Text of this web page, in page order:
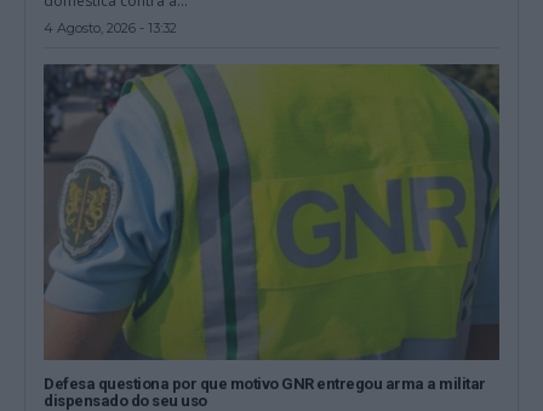
4 Agosto, 2026 - 13:32
Defesa questiona por que motivo GNR entregou arma a militar
dispensado do seu uso